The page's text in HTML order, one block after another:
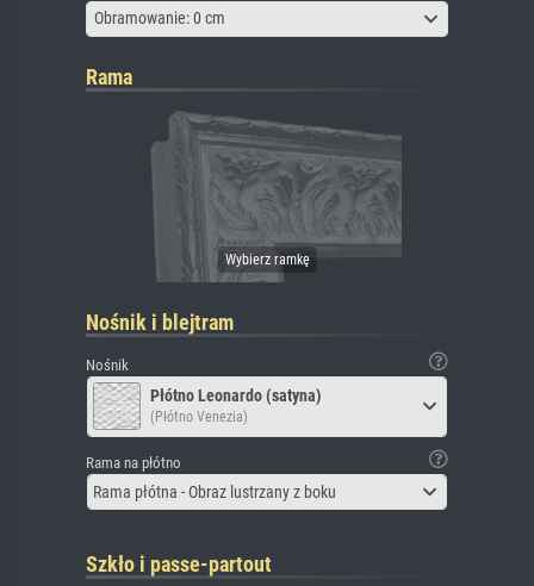
Obramowanie: 0 cm
Rama
Nośnik i blejtram
Nośnik
Płótno Leonardo (satyna)
(Płótno Venezia)
Rama na płótno
Rama płótna - Obraz lustrzany z boku
Szkło i passe-partout